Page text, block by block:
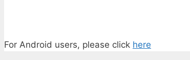
For Android users, please click here